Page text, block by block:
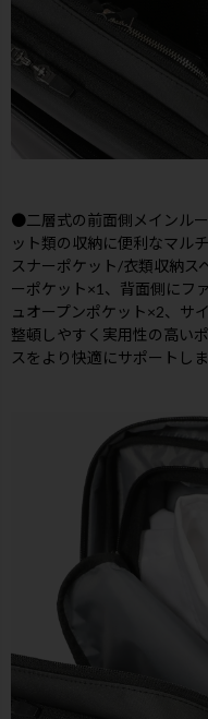
●二層式の前面側メインル
ット類の収納に便利なマル
スナーポケット/衣類収納ス
ーポケット×1、背面側にフ
ュオープンポケット×2、サ
整頓しやすく実用性の高い
スをより快適にサポートしま